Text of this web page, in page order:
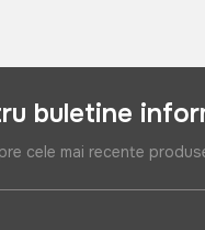
buletine
cele mai recente